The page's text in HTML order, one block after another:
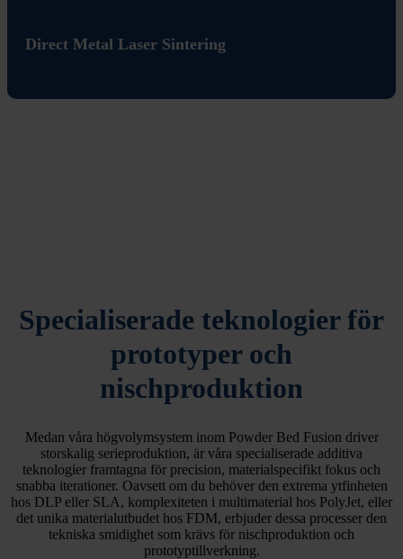
Direct Metal Laser Sintering
Specialiserade teknologier för
prototyper och
nischproduktion
Medan våra högvolymsystem inom Powder Bed Fusion driver
storskalig serieproduktion, är våra specialiserade additiva
teknologier framtagna för precision, materialspecifikt fokus och
snabba iterationer. Oavsett om du behöver den extrema ytfinheten
hos DLP eller SLA, komplexiteten i multimaterial hos PolyJet, eller
det unika materialutbudet hos FDM, erbjuder dessa processer den
tekniska smidighet som krävs för nischproduktion och
prototyptillverkning.